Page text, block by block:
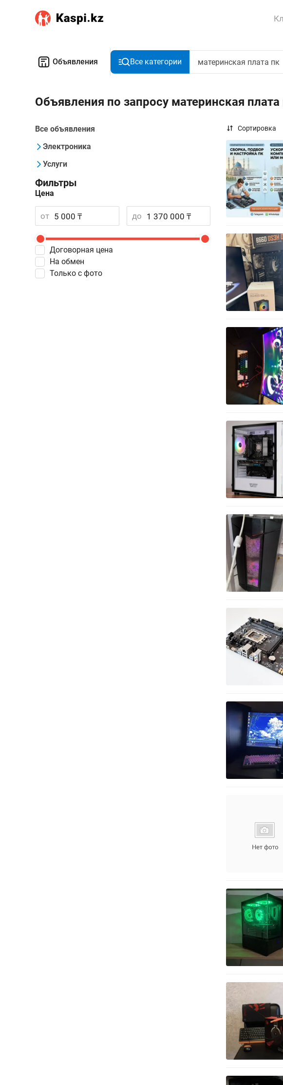
Объявления Все категории
Объявления по запросу материнская
Все объявления
Электроника
Услуги
Фильтры
Цена
от до
Договорная цена
На обмен
Только с фото
Сортировка